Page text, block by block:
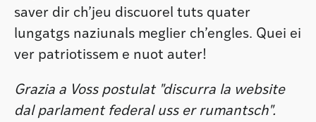
saver dir ch’jeu discuorel tuts quater
lungatgs naziunals meglier ch’engles. Quei ei
ver patriotissem e nuot auter!
Grazia a Voss postulat "discurra la website
dal parlament federal uss er rumantsch".